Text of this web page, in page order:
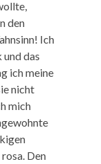
den
Ich
das
ich meine
nicht
mich
Den